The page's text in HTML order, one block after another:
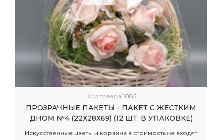
Код товара 1085
ПРОЗРАЧНЫЕ ПАКЕТЫ - ПАКЕТ С ЖЕСТКИМ
ДНОМ №4 (22Х28Х69) (12 ШТ. В УПАКОВКЕ)
Искусственные цветы и корзина в стоимость не входят